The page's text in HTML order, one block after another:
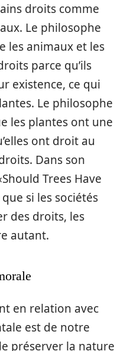
droits comme
Le philosophe
les animaux et les
parce qu’ils
existence, ce qui
Le philosophe
les plantes ont une
ont droit au
Dans son
Trees Have
si les sociétés
des droits, les
autant.
en relation avec
est de notre
préserver la nature